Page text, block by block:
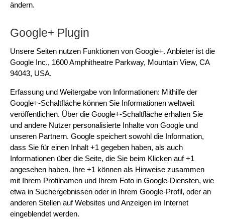
ändern.
Google+ Plugin
Unsere Seiten nutzen Funktionen von Google+. Anbieter ist die
Google Inc., 1600 Amphitheatre Parkway, Mountain View, CA
94043, USA.
Erfassung und Weitergabe von Informationen: Mithilfe der
Google+-Schaltfläche können Sie Informationen weltweit
veröffentlichen. Über die Google+-Schaltfläche erhalten Sie
und andere Nutzer personalisierte Inhalte von Google und
unseren Partnern. Google speichert sowohl die Information,
dass Sie für einen Inhalt +1 gegeben haben, als auch
Informationen über die Seite, die Sie beim Klicken auf +1
angesehen haben. Ihre +1 können als Hinweise zusammen
mit Ihrem Profilnamen und Ihrem Foto in Google-Diensten, wie
etwa in Suchergebnissen oder in Ihrem Google-Profil, oder an
anderen Stellen auf Websites und Anzeigen im Internet
eingeblendet werden.